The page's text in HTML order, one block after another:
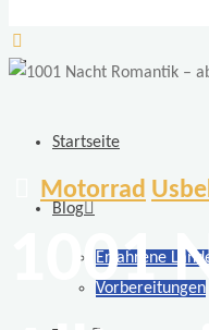
ride2seetheworld
Weltreise
zwei
BMW
Startseite
Blog
Erfahrene
Vorbereitungen
Motorrad
1001